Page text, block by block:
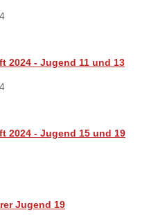
2024 - Jugend 11 und 13
2024 - Jugend 15 und 19
Jugend 19